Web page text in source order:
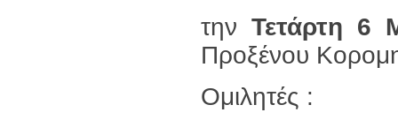
την Τετάρτη 6
Προξένου
Ομιλητές :